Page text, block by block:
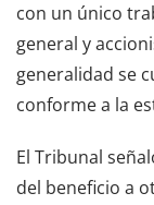
con un único
general y
generalidad se
conforme a la
El Tribunal
del beneficio a